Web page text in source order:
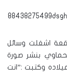
اشغلت وسائل
بنشر صورة
وكتبت :”انت